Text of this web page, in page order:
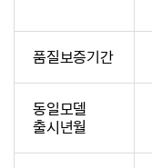
품질보증기간
동일모델
출시년월